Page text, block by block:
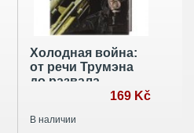
Холодная война:
от речи Трумэна
до развала
Советского союза
169 Kč
В наличии